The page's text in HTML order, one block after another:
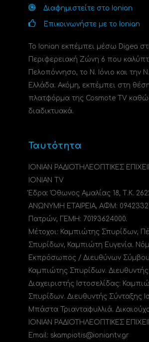
Διαφημιστείτε στο Ionian
Επικοινωνήστε με το Ionian
Το Ionian εκπέμπει μέσω Digea
Περιφερειακή Ζώνη 6 που
Πελοπόννησο, το N. Ιόνιο και την
Ελλάδα. Ακόμη, εκπέμπει στη
πλατφόρμα της Cosmote TV
διαδικτυακά.
Ταυτότητα
ΙΟΝΙΑΝ ΡΑΔΙΟΤΗΛΕΟΠΤΙΚΕΣ
IONIAN TV
Έδρα: Όθωνος Αμαλίας 18, Τ.Κ.
ΑΝΩΝΥΜΗ ΕΤΑΙΡΕΙΑ, ΑΦΜ:
Πατρών, ΓΕΜΗ: 70193624000.
Μέτοχοι: Καμπιώτης Σπυρίδων,
Σπυρίδων, Καμπιώτη Ευγενία.
Εκπρόσωπος / Διευθύνων
Καμπιώτης Σπυρίδων.
Διαχειριστής Ιστοσελίδας:
Σπυρίδων. Διευθυντής Σύνταξης
Μπάστα Τριανταφυλλιά.
ΙΟΝΙΑΝ ΡΑΔΙΟΤΗΛΕΟΠΤΙΚΕΣ
Email: skampiotis@ioniantv.gr